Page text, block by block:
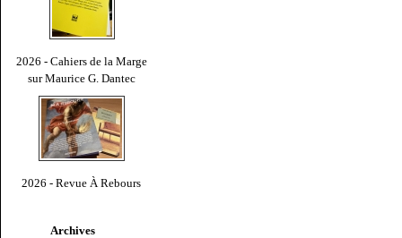
2026 - Cahiers de la Marge
sur Maurice G. Dantec
2026 - Revue À Rebours
Archives